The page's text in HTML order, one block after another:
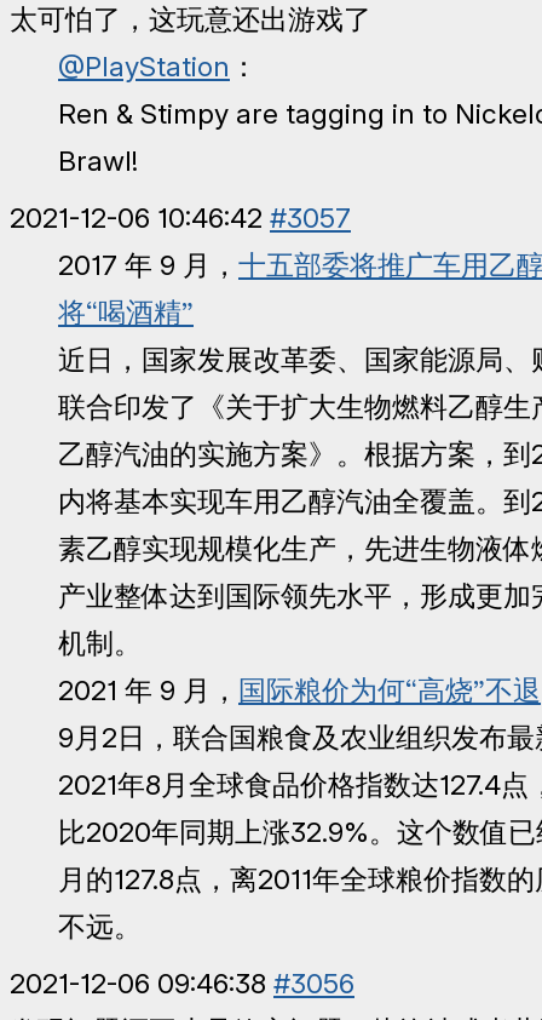
太可怕了，这玩意还出游戏了
@PlayStation ：
Ren & Stimpy are tagging in to
Brawl!
2021-12-06 10:46:42 #3057
2017 年 9 月， 十五部委将推广车用乙
将“喝酒精”
近日，国家发展改革委、国家能源局
联合印发了《关于扩大生物燃料乙醇
乙醇汽油的实施方案》。根据方案，
内将基本实现车用乙醇汽油全覆盖。
素乙醇实现规模化生产，先进生物液
产业整体达到国际领先水平，形成更
机制。
2021 年 9 月， 国际粮价为何“高烧”不退
9月2日，联合国粮食及农业组织发布
2021年8月全球食品价格指数达127.4点
比2020年同期上涨32.9%。这个数值
月的127.8点，离2011年全球粮价指数
不远。
2021-12-06 09:46:38 #3056